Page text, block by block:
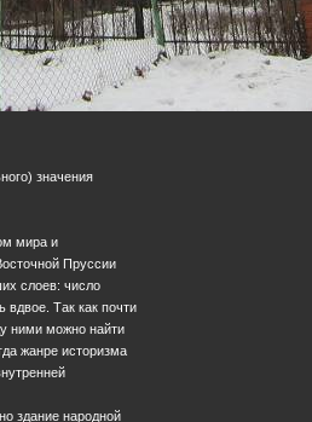
значения
мира и
Пруссии
слоев: число
Так как почти
ними можно найти
жанре историзма
здание народной